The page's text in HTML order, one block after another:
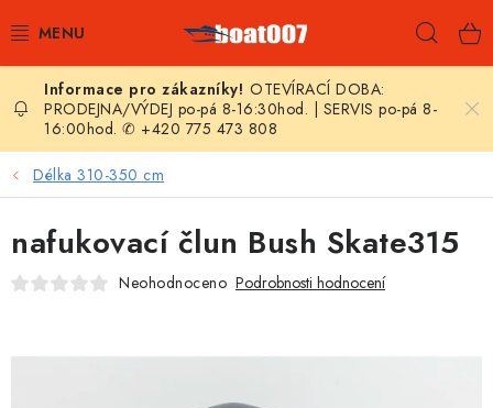
na
E-SHOP
AKČNÍ SLEVY
OTEVÍRACÍ DOBA:
PRODEJNA/VÝDEJ po-pá 8-16:30hod. | SERVIS po-pá 8-
16:00hod. ✆ +420 775 473 808
Délka 310-350 cm
nafukovací člun Bush Skate315
Neohodnoceno Podrobnosti hodnocení